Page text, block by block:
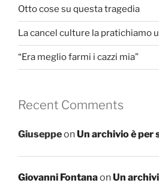
Otto cose su questa tragedia
La cancel culture la pratichiamo
“Era meglio farmi i cazzi mia”
Recent Comments
GiuseppeonUn archivio è per
Giovanni FontanaonUn